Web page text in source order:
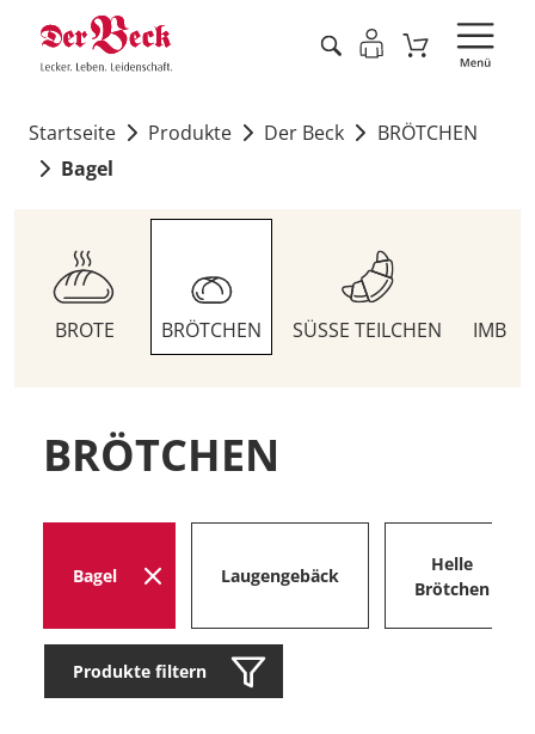
Startseite Produkte Der Beck
BRÖTCHEN
Bagel
BROTE BRÖTCHEN SÜSSE TEILCHEN
BRÖTCHEN
Bagel Laugengebäck
Helle
Brötchen
Produkte filtern